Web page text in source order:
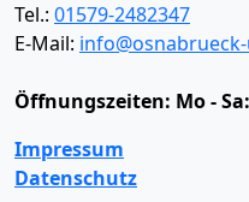
Tel.: 01579-2482347
E-Mail:
Öffnungszeiten: Mo -
Impressum
Datenschutz